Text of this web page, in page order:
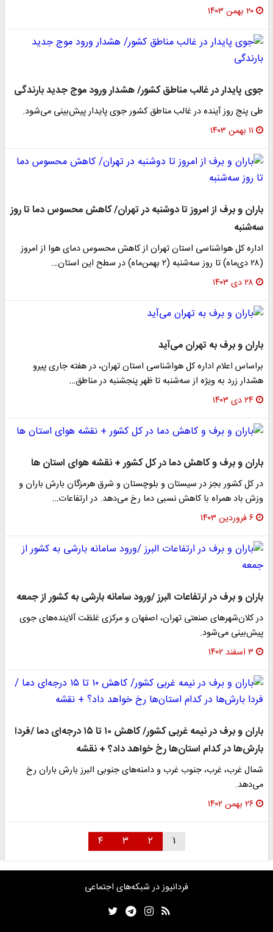
۲۰ بهمن ۱۴۰۳
جوی پایدار در غالب مناطق کشور/ هشدار ورود موج جدید بارندگی
طی پنج روز آینده در غالب مناطق کشور جوی پایدار پیش‌بینی می‌شود.
۱۱ بهمن ۱۴۰۳
باران و برف از امروز تا دوشنبه در تهران/ کاهش محسوس دما تا روز
سه‌شنبه
اداره کل هواشناسی استان تهران از کاهش محسوس دمای هوا از امروز
(۲۸ دی‌ماه) تا روز سه‌شنبه (۲ بهمن‌ماه) در سطح این استان…
۲۸ دی ۱۴۰۳
باران و برف به تهران می‌آید
براساس اعلام اداره کل هواشناسی استان تهران، در هفته جاری پیرو
هشدار زرد به ویژه از سه‌شنبه تا ظهر پنجشنبه در مناطق…
۲۴ دی ۱۴۰۳
باران و برف و کاهش دما در کل کشور + نقشه هوای استان ها
در کل کشور بجز در سیستان ‌و بلوچستان و شرق هرمزگان بارش باران و
وزش باد همراه با کاهش نسبی دما رخ می‌دهد. در ارتفاعات…
۶ فروردین ۱۴۰۳
باران و برف در ارتفاعات البرز /ورود سامانه بارشی به کشور از جمعه
در کلان‌شهر‌های صنعتی تهران، اصفهان و مرکزی غلظت آلاینده‌های جوی
پیش‌بینی می‌شود.
۳ اسفند ۱۴۰۲
باران و برف در نیمه غربی کشور/ کاهش ۱۰ تا ۱۵ درجه‌ای دما /فردا
بارش‌ها در کدام استان‌ها رخ خواهد داد؟ + نقشه
شمال غرب، غرب، جنوب غرب و دامنه‌های جنوبی البرز بارش باران رخ
می‌دهد.
۲۶ بهمن ۱۴۰۲
۱ ۲ ۳ ۴
فردانیوز در شبکه‌های اجتماعی